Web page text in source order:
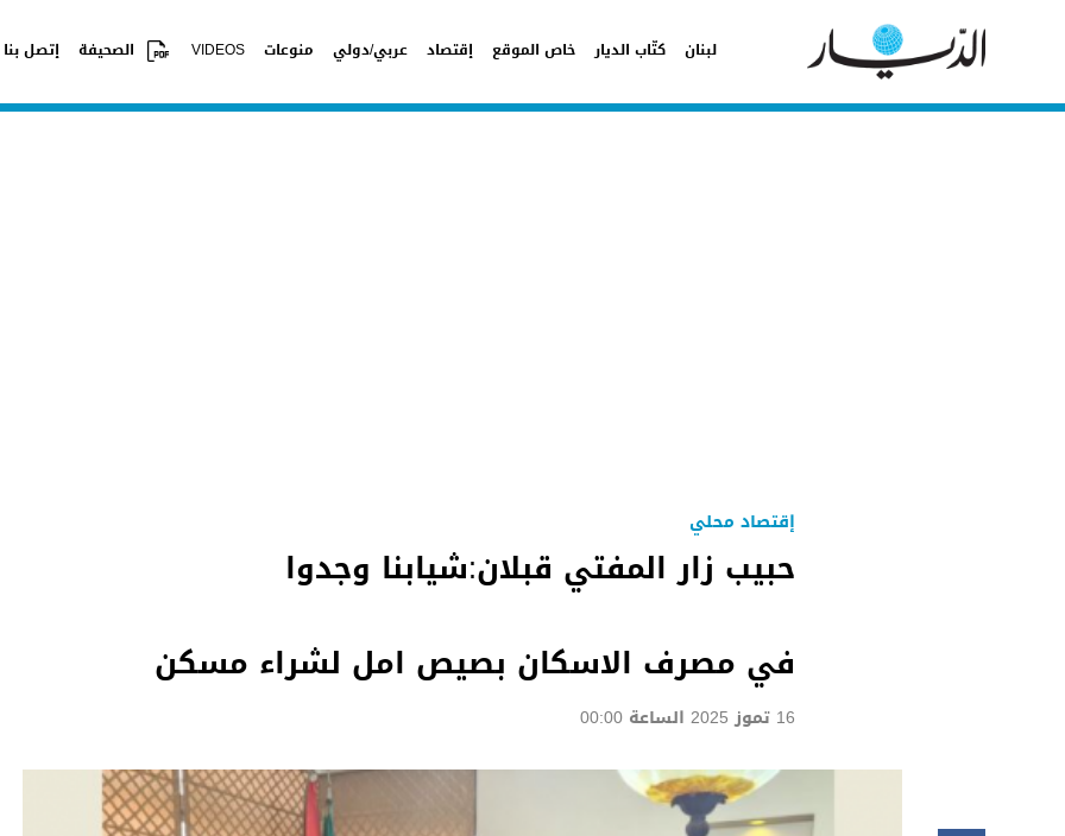
لبنان كتّاب الديار خاص الموقع إقتصاد عربي/دولي منوعات VIDEOS الصحيفة إتصل بنا
إقتصاد محلي
حبيب زار المفتي قبلان:شيابنا وجدوا
في مصرف الاسكان بصيص امل لشراء مسكن
16 تموز 2025 الساعة 00:00